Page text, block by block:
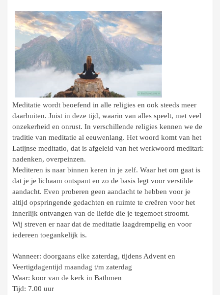
Meditatie wordt beoefend in alle religies en ook steeds meer
daarbuiten. Juist in deze tijd, waarin van alles speelt, met veel
onzekerheid en onrust. In verschillende religies kennen we de
traditie van meditatie al eeuwenlang. Het woord komt van het
Latijnse meditatio, dat is afgeleid van het werkwoord meditari:
nadenken, overpeinzen.
Mediteren is naar binnen keren in je zelf. Waar het om gaat is
dat je je lichaam ontspant en zo de basis legt voor verstilde
aandacht. Even proberen geen aandacht te hebben voor je
altijd opspringende gedachten en ruimte te creëren voor het
innerlijk ontvangen van de liefde die je tegemoet stroomt.
Wij streven er naar dat de meditatie laagdrempelig en voor
iedereen toegankelijk is.
Wanneer: doorgaans elke zaterdag, tijdens Advent en
Veertigdagentijd maandag t/m zaterdag
Waar: koor van de kerk in Bathmen
Tijd: 7.00 uur